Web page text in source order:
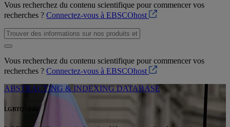
Vous recherchez du contenu scientifique pour commencer vos
recherches ? Connectez-vous à EBSCOhost
Vous recherchez du contenu scientifique pour commencer vos
recherches ? Connectez-vous à EBSCOhost
ABSTRACTING & INDEXING DATABASE
LGBTQ+ Life